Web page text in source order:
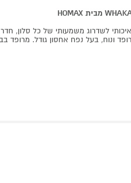
לשדרוג משמעותי של כל סלון,
ונוח, בעל נפח אחסון גודל. מרופד